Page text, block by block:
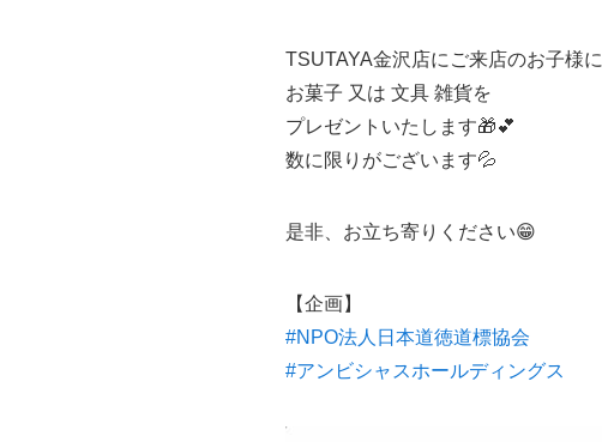
TSUTAYA金沢店にご来店のお子様に
お菓子 又は 文具 雑貨を
プレゼントいたします🎁💕
数に限りがございます💦
是非、お立ち寄りください😁
【企画】
#NPO法人日本道徳道標協会
#アンビシャスホールディングス